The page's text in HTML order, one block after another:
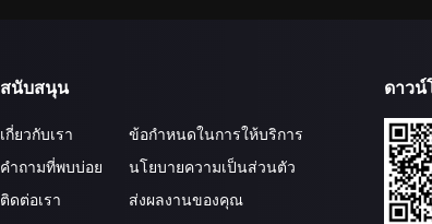
สนับสนุน
เกี่ยวกับเรา
คำถามที่พบบ่อย
ติดต่อเรา
ข้อกำหนดในการให้บริการ
นโยบายความเป็นส่วนตัว
ส่งผลงานของคุณ
ดาว